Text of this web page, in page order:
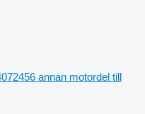
annan motordel till